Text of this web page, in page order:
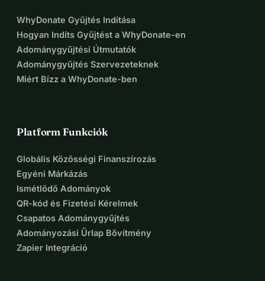
WhyDonate Gyűjtés Indítása
Hogyan Indíts Gyűjtést a WhyDonate-en
Adománygyűjtési Útmutatók
Adománygyűjtés Szervezeteknek
Miért Bízz a WhyDonate-ben
Platform Funkciók
Globális Közösségi Finanszírozás
Egyéni Márkázás
Ismétlődő Adományok
QR-kód és Fizetési Kérelmek
Csapatos Adománygyűjtés
Adományozási Űrlap Bővítmény
Zapier Integráció